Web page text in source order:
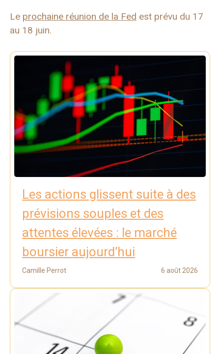
Le prochaine réunion de la Fed est prévu du 17
au 18 juin.
Les actions glissent suite à des
prévisions souples et des
attentes élevées : le marché
boursier aujourd’hui
Camille Perrot 6 août 2026